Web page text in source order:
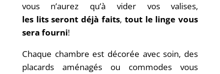
vous n’aurez qu’à vider vos valises,
les lits seront déjà faits, tout le linge vous
sera fourni!
Chaque chambre est décorée avec soin, des
placards aménagés ou commodes vous